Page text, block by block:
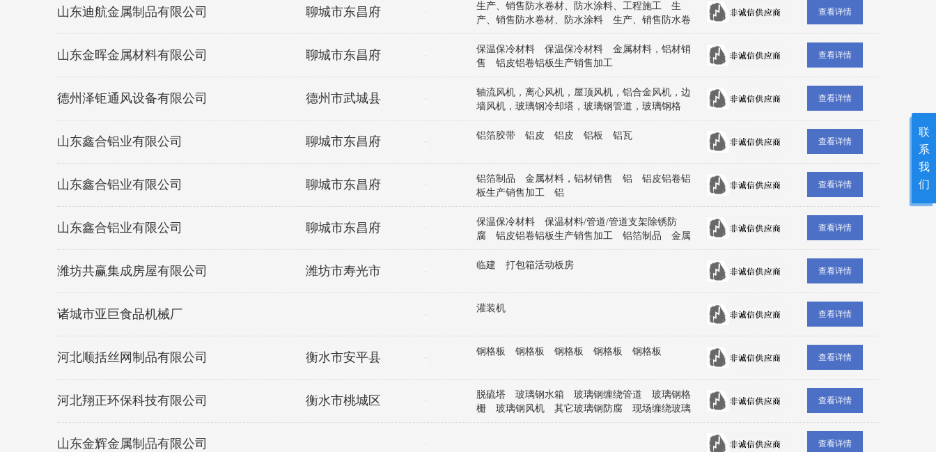
山东迪航金属制品有限公司 聊城市东昌府
区
生产、销售防水卷材、防水涂料、工程施工 生
产、销售防水卷材、防水涂料 生产、销售防水卷
材、防水涂料、工程施工 铝皮 铝瓦 铝板 铝材
铝皮 铝卷
查看详情
山东金晖金属材料有限公司 聊城市东昌府
区
保温保冷材料 保温保冷材料 金属材料，铝材销
售 铝皮铝卷铝板生产销售加工
查看详情
德州泽钜通风设备有限公司 德州市武城县
轴流风机，离心风机，屋顶风机，铝合金风机，边
墙风机，玻璃钢冷却塔，玻璃钢管道，玻璃钢格
栅，拉挤型材，脱硫塔，净化塔 轴流风机，离心
风机，屋顶风机，铝合金风机，边墙风机，玻璃钢
硫塔，净化塔 工业冷水机，防爆风机，消防风
机，空调机组 玻璃钢全系列产品 法兰，弯头，
管道配件 仓库排风系统 不锈钢水箱 新风 风
机盘管 吊柜 净化机组 排烟风机
查看详情
山东鑫合铝业有限公司 聊城市东昌府
区
铝箔胶带 铝皮 铝皮 铝板 铝瓦
查看详情
山东鑫合铝业有限公司 聊城市东昌府
区
铝箔制品 金属材料，铝材销售 铝 铝皮铝卷铝
板生产销售加工 铝
查看详情
山东鑫合铝业有限公司 聊城市东昌府
区
保温保冷材料 保温材料/管道/管道支架除锈防
腐 铝皮铝卷铝板生产销售加工 铝箔制品 金属
材料，铝材销售 铝皮采购
查看详情
潍坊共赢集成房屋有限公司 潍坊市寿光市 临建 打包箱活动板房
查看详情
诸城市亚巨食品机械厂 灌装机
查看详情
河北顺括丝网制品有限公司 衡水市安平县 钢格板 钢格板 钢格板 钢格板 钢格板
查看详情
河北翔正环保科技有限公司 衡水市桃城区
脱硫塔 玻璃钢水箱 玻璃钢缠绕管道 玻璃钢格
栅 玻璃钢风机 其它玻璃钢防腐 现场缠绕玻璃
钢大型容器/立式容器 玻璃钢夹砂管道 玻璃钢
查看详情
山东金辉金属制品有限公司 查看详情
联
系
我
们